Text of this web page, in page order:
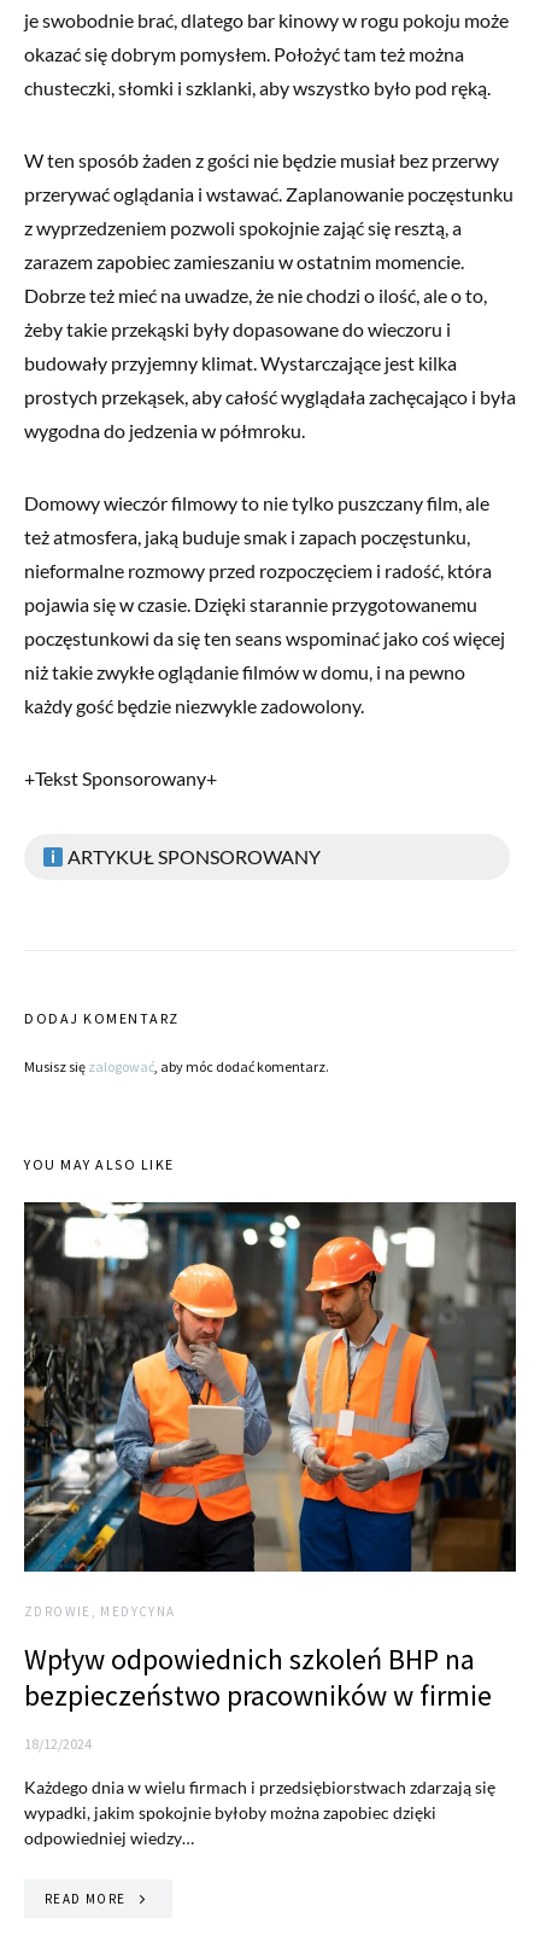
je swobodnie brać, dlatego bar kinowy w rogu pokoju może
okazać się dobrym pomysłem. Położyć tam też można
chusteczki, słomki i szklanki, aby wszystko było pod ręką.
W ten sposób żaden z gości nie będzie musiał bez przerwy
przerywać oglądania i wstawać. Zaplanowanie poczęstunku
z wyprzedzeniem pozwoli spokojnie zająć się resztą, a
zarazem zapobiec zamieszaniu w ostatnim momencie.
Dobrze też mieć na uwadze, że nie chodzi o ilość, ale o to,
żeby takie przekąski były dopasowane do wieczoru i
budowały przyjemny klimat. Wystarczające jest kilka
prostych przekąsek, aby całość wyglądała zachęcająco i była
wygodna do jedzenia w półmroku.
Domowy wieczór filmowy to nie tylko puszczany film, ale
też atmosfera, jaką buduje smak i zapach poczęstunku,
nieformalne rozmowy przed rozpoczęciem i radość, która
pojawia się w czasie. Dzięki starannie przygotowanemu
poczęstunkowi da się ten seans wspominać jako coś więcej
niż takie zwykłe oglądanie filmów w domu, i na pewno
każdy gość będzie niezwykle zadowolony.
+Tekst Sponsorowany+
ARTYKUŁ SPONSOROWANY
DODAJ KOMENTARZ
Musisz się zalogować, aby móc dodać komentarz.
YOU MAY ALSO LIKE
ZDROWIE, MEDYCYNA
Wpływ odpowiednich szkoleń BHP na
bezpieczeństwo pracowników w firmie
18/12/2024
Każdego dnia w wielu firmach i przedsiębiorstwach zdarzają się
wypadki, jakim spokojnie byłoby można zapobiec dzięki
odpowiedniej wiedzy…
READ MORE